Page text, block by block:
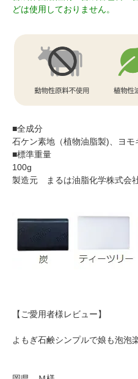
どは使用しておりません。
■全成分
石ケン素地（植物油脂製)、ヨモ
■標準重量
100g
製造元 まるは油脂化学株式会
【ご愛用者様レビュー】
よもぎ石鹸シンプルで娘も泡泡